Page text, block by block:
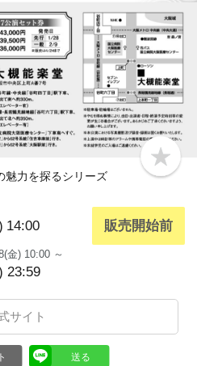
b
o
m
a
r
k
力を探るシリーズ
14:00
金) 10:00 ～
23:59
販売開始前
サイト